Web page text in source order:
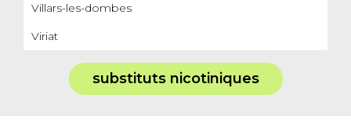
Villars-les-dombes
Viriat
substituts nicotiniques